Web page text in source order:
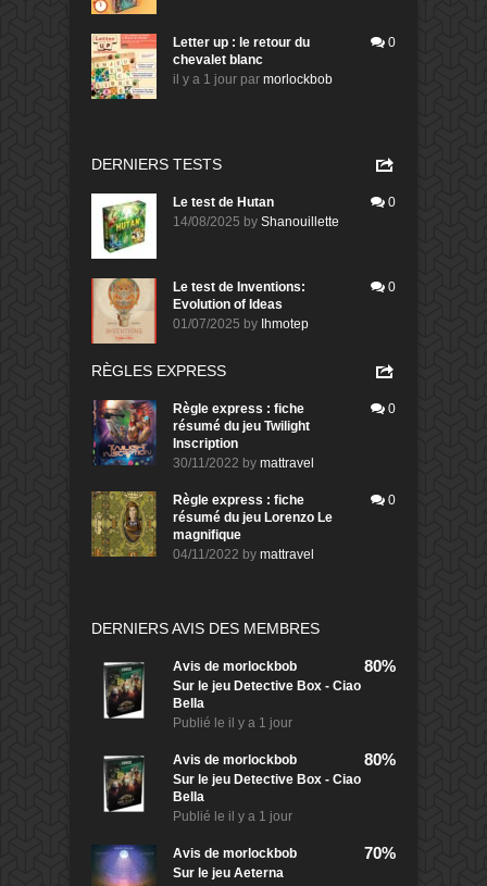
Letter up : le retour du
chevalet blanc
il y a 1 jour par morlockbob
0
DERNIERS TESTS
Le test de Hutan
14/08/2025 by Shanouillette
0
Le test de Inventions:
Evolution of Ideas
01/07/2025 by Ihmotep
0
RÈGLES EXPRESS
Règle express : fiche
résumé du jeu Twilight
Inscription
30/11/2022 by mattravel
0
Règle express : fiche
résumé du jeu Lorenzo Le
magnifique
04/11/2022 by mattravel
0
DERNIERS AVIS DES MEMBRES
Avis de morlockbob
Sur le jeu Detective Box - Ciao
Bella
Publié le il y a 1 jour
80%
Avis de morlockbob
Sur le jeu Detective Box - Ciao
Bella
Publié le il y a 1 jour
80%
Avis de morlockbob
Sur le jeu Aeterna
70%